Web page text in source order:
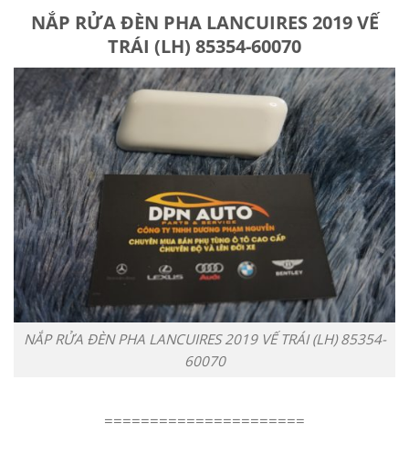
NẮP RỬA ĐÈN PHA LANCUIRES 2019 VẾ
TRÁI (LH) 85354-60070
NẮP RỬA ĐÈN PHA LANCUIRES 2019 VẾ TRÁI (LH) 85354-
60070
======================